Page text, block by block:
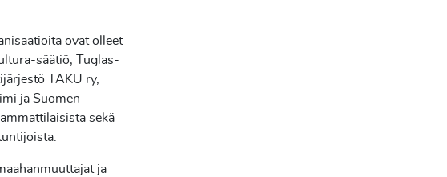
ovat olleet
säätiö, Tuglas-
TAKU ry,
ja Suomen
sekä
ja